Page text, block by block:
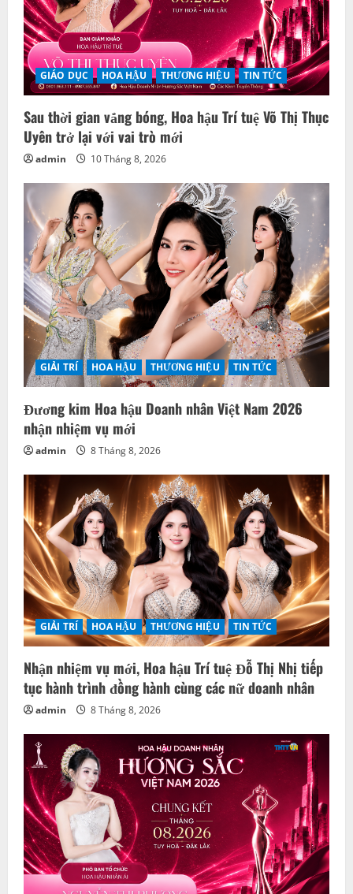
GIÁO DỤC HOA HẬU THƯƠNG HIỆU TIN TỨC
Sau thời gian vắng bóng, Hoa hậu Trí tuệ Võ Thị Thục
Uyên trở lại với vai trò mới
admin 10 Tháng 8, 2026
GIẢI TRÍ HOA HẬU THƯƠNG HIỆU TIN TỨC
Đương kim Hoa hậu Doanh nhân Việt Nam 2026
nhận nhiệm vụ mới
admin 8 Tháng 8, 2026
GIẢI TRÍ HOA HẬU THƯƠNG HIỆU TIN TỨC
Nhận nhiệm vụ mới, Hoa hậu Trí tuệ Đỗ Thị Nhị tiếp
tục hành trình đồng hành cùng các nữ doanh nhân
admin 8 Tháng 8, 2026